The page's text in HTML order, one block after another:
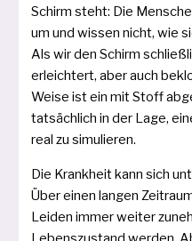
Schirm steht: Die
um und wis­sen nicht, wie
Als wir den Schirm
erleich­tert, aber auch
Weise ist ein mit Stoff
tat­säch­lich in der Lage,
real zu simulieren.
Die Krankheit kann sich
Über einen lan­gen
Leiden immer wei­ter